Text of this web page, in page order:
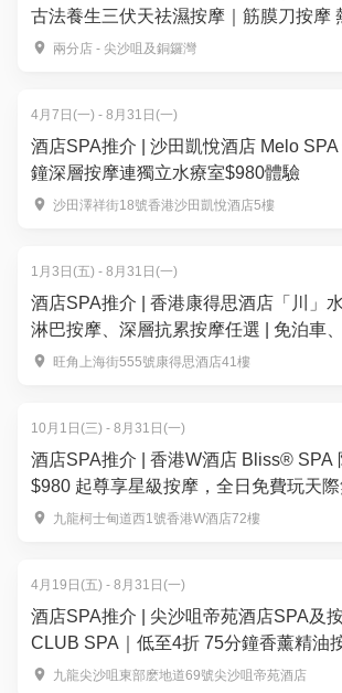
古法養生三伏天祛濕按摩｜筋膜刀按摩
古法養生護理 | TONYBLACK 銅鑼灣・
兩分店 - 尖沙咀及銅鑼灣
4月7日(一) - 8月31日(一)
酒店SPA推介 | 沙田凱悅酒店 Melo
鐘深層按摩連獨立水療室$980體驗
沙田澤祥街18號香港沙田凱悅酒店5樓
1月3日(五) - 8月31日(一)
酒店SPA推介 | 香港康得思酒店「川」
淋巴按摩、深層抗累按摩任選 | 免泊車
中心及桑拿
旺角上海街555號康得思酒店41樓
10月1日(三) - 8月31日(一)
酒店SPA推介 | 香港W酒店 Bliss® SPA
$980 起尊享星級按摩，全日免費玩天
景健身室與奢華桑拿
九龍柯士甸道西1號香港W酒店72樓
4月19日(五) - 8月31日(一)
酒店SPA推介 | 尖沙咀帝苑酒店SPA及
CLUB SPA｜低至4折 75分鐘香薰精油
九龍尖沙咀東部麽地道69號尖沙咀帝苑酒店